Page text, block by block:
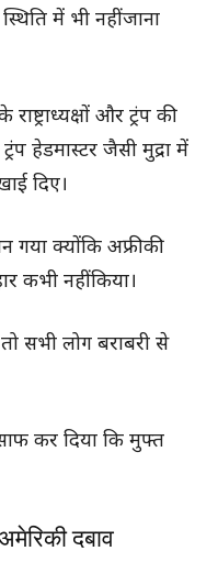
में भी नहीं जाना
और ट्रंप की
हेडमास्टर जैसी मुद्रा में
दिए।
क्योंकि अफ्रीकी
कभी नहीं किया।
सभी लोग बराबरी से
कर दिया कि मुफ्त
दबाव